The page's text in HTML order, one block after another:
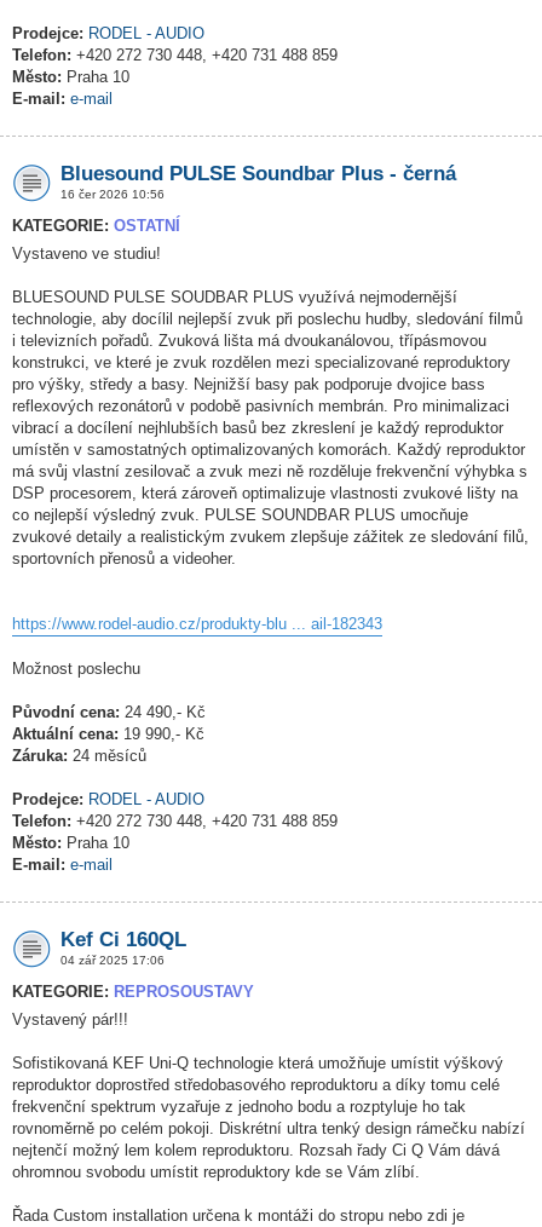
Prodejce: RODEL - AUDIO
Telefon: +420 272 730 448, +420 731 488 859
Město: Praha 10
E-mail: e-mail
Bluesound PULSE Soundbar Plus - černá
16 čer 2026 10:56
KATEGORIE: OSTATNÍ
Vystaveno ve studiu!
BLUESOUND PULSE SOUDBAR PLUS využívá nejmodernější
technologie, aby docílil nejlepší zvuk při poslechu hudby, sledování filmů
i televizních pořadů. Zvuková lišta má dvoukanálovou, třípásmovou
konstrukci, ve které je zvuk rozdělen mezi specializované reproduktory
pro výšky, středy a basy. Nejnižší basy pak podporuje dvojice bass
reflexových rezonátorů v podobě pasivních membrán. Pro minimalizaci
vibrací a docílení nejhlubších basů bez zkreslení je každý reproduktor
umístěn v samostatných optimalizovaných komorách. Každý reproduktor
má svůj vlastní zesilovač a zvuk mezi ně rozděluje frekvenční výhybka s
DSP procesorem, která zároveň optimalizuje vlastnosti zvukové lišty na
co nejlepší výsledný zvuk. PULSE SOUNDBAR PLUS umocňuje
zvukové detaily a realistickým zvukem zlepšuje zážitek ze sledování filů,
sportovních přenosů a videoher.
https://www.rodel-audio.cz/produkty-blu ... ail-182343
Možnost poslechu
Původní cena: 24 490,- Kč
Aktuální cena: 19 990,- Kč
Záruka: 24 měsíců
Prodejce: RODEL - AUDIO
Telefon: +420 272 730 448, +420 731 488 859
Město: Praha 10
E-mail: e-mail
Kef Ci 160QL
04 zář 2025 17:06
KATEGORIE: REPROSOUSTAVY
Vystavený pár!!!
Sofistikovaná KEF Uni-Q technologie která umožňuje umístit výškový
reproduktor doprostřed středobasového reproduktoru a díky tomu celé
frekvenční spektrum vyzařuje z jednoho bodu a rozptyluje ho tak
rovnoměrně po celém pokoji. Diskrétní ultra tenký design rámečku nabízí
nejtenčí možný lem kolem reproduktoru. Rozsah řady Ci Q Vám dává
ohromnou svobodu umístit reproduktory kde se Vám zlíbí.
Řada Custom installation určena k montáži do stropu nebo zdi je